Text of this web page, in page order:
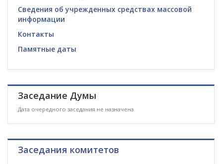
Сведения об учрежденных средствах массовой
информации
Контакты
Памятные даты
Заседание Думы
Дата очередного заседания не назначена
Заседания комитетов